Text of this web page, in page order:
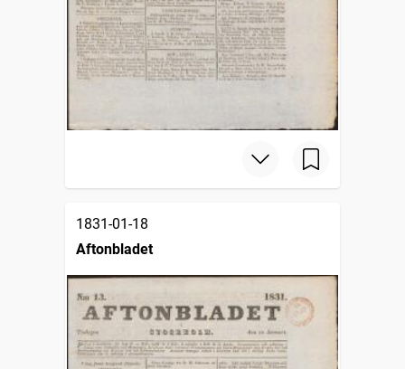
1831-01-18
Aftonbladet